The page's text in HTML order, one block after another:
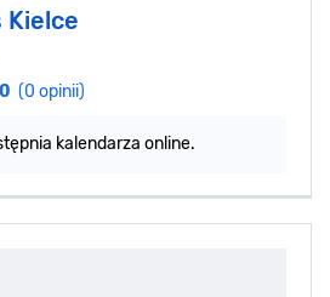
Kielce
0 (0 opinii)
kalendarza online.